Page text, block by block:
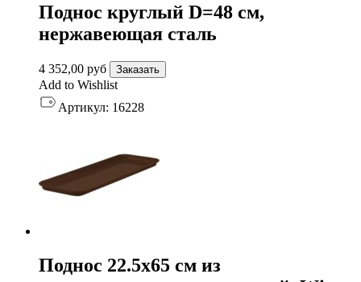
Поднос круглый D=48 см,
нержавеющая сталь
4 352,00 руб Заказать
Add to Wishlist
Артикул: 16228
Поднос 22.5х65 см из